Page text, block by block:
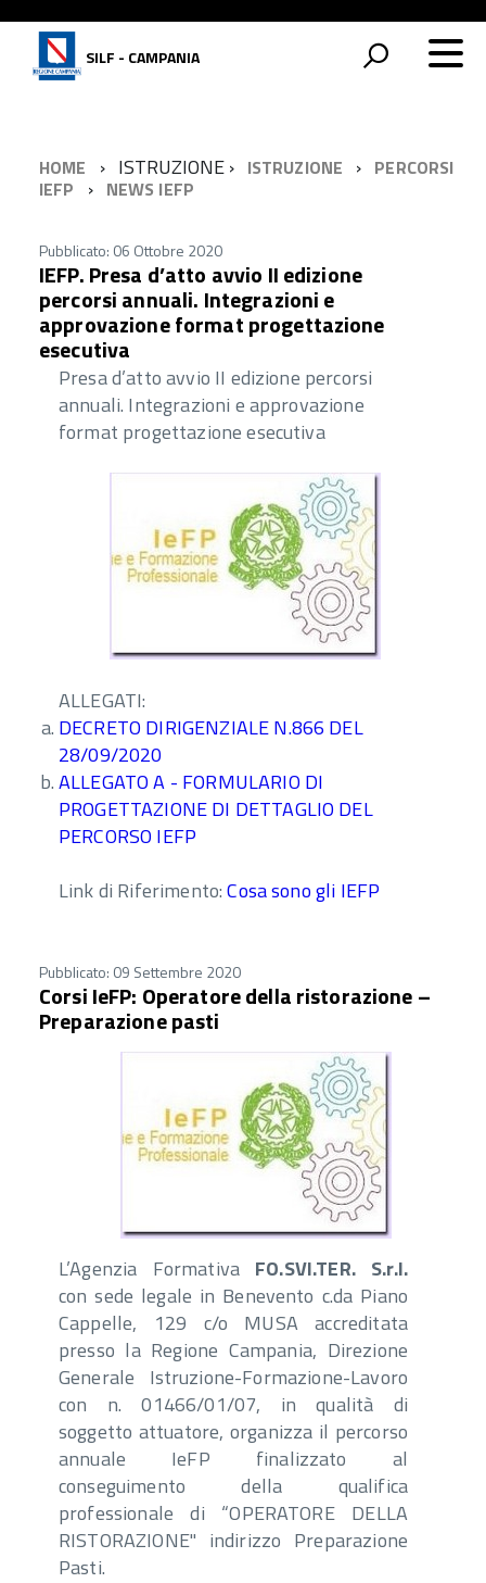
SILF - CAMPANIA
HOME ISTRUZIONE ISTRUZIONE
PERCORSI
IEFP
NEWS IEFP
Pubblicato: 06 Ottobre 2020
IEFP. Presa d’atto avvio II edizione
percorsi annuali. Integrazioni e
approvazione format progettazione
esecutiva
Presa d’atto avvio II edizione percorsi
annuali. Integrazioni e approvazione
format progettazione esecutiva
ALLEGATI:
DECRETO DIRIGENZIALE N.866 DEL
28/09/2020
ALLEGATO A - FORMULARIO DI
PROGETTAZIONE DI DETTAGLIO DEL
PERCORSO IEFP
Link di Riferimento:Cosa sono gli IEFP
Pubblicato: 09 Settembre 2020
Corsi IeFP: Operatore della ristorazione –
Preparazione pasti
L’Agenzia Formativa FO.SVI.TER. S.r.l.
con sede legale in Benevento c.da Piano
Cappelle, 129 c/o MUSA accreditata
presso la Regione Campania, Direzione
Generale Istruzione-Formazione-Lavoro
con n. 01466/01/07, in qualità di
soggetto attuatore, organizza il percorso
annuale IeFP finalizzato al
conseguimento della qualifica
professionale di “OPERATORE DELLA
RISTORAZIONE" indirizzo Preparazione
Pasti.